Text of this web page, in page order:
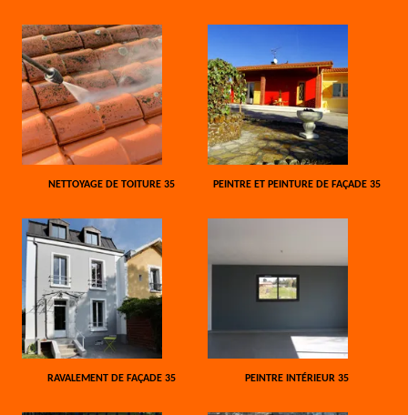
NETTOYAGE DE TOITURE 35 PEINTRE ET PEINTURE DE FAÇADE 35
RAVALEMENT DE FAÇADE 35 PEINTRE INTÉRIEUR 35